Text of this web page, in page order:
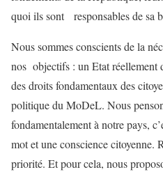
quoi ils sont responsables de sa
Nous sommes conscients de la
nos objectifs : un Etat réellement
des droits fondamentaux des
politique du MoDeL. Nous
fondamentalement à notre pays,
mot et une conscience citoyenne.
priorité. Et pour cela, nous